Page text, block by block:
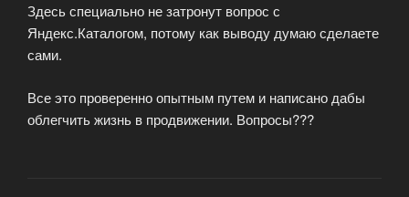
Здесь специально не затронут вопрос с
Яндекс.Каталогом, потому как выводу думаю сделаете
сами.
Все это проверенно опытным путем и написано дабы
облегчить жизнь в продвижении. Вопросы???